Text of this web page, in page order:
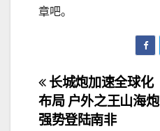
章吧。
文
章
长城炮加速全球化
布局 户外之王山海炮
强势登陆南非